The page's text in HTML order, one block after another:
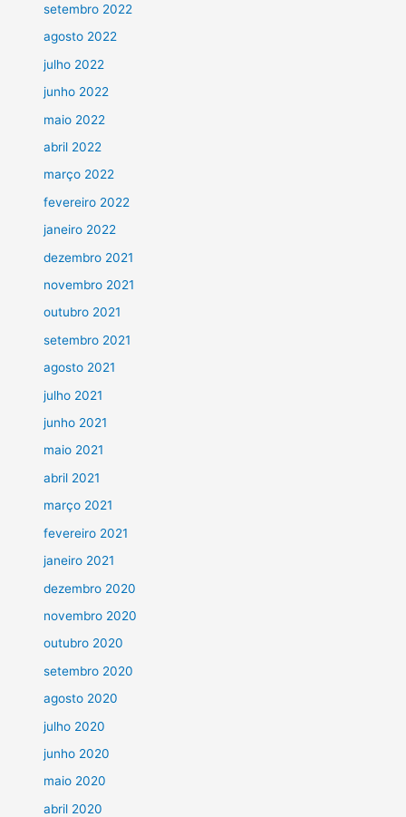
setembro 2022
agosto 2022
julho 2022
junho 2022
maio 2022
abril 2022
março 2022
fevereiro 2022
janeiro 2022
dezembro 2021
novembro 2021
outubro 2021
setembro 2021
agosto 2021
julho 2021
junho 2021
maio 2021
abril 2021
março 2021
fevereiro 2021
janeiro 2021
dezembro 2020
novembro 2020
outubro 2020
setembro 2020
agosto 2020
julho 2020
junho 2020
maio 2020
abril 2020